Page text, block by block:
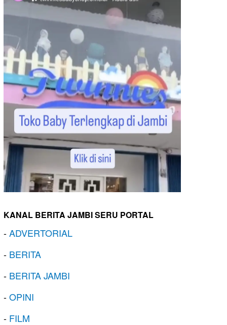
KANAL BERITA JAMBI SERU PORTAL
-ADVERTORIAL
- BERITA
- BERITA JAMBI
-OPINI
- FILM